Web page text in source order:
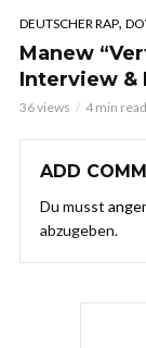
DEUTSCHER RAP,
Manew
Interview &
36 views 4 min read
ADD
Du musst
abzugeben.